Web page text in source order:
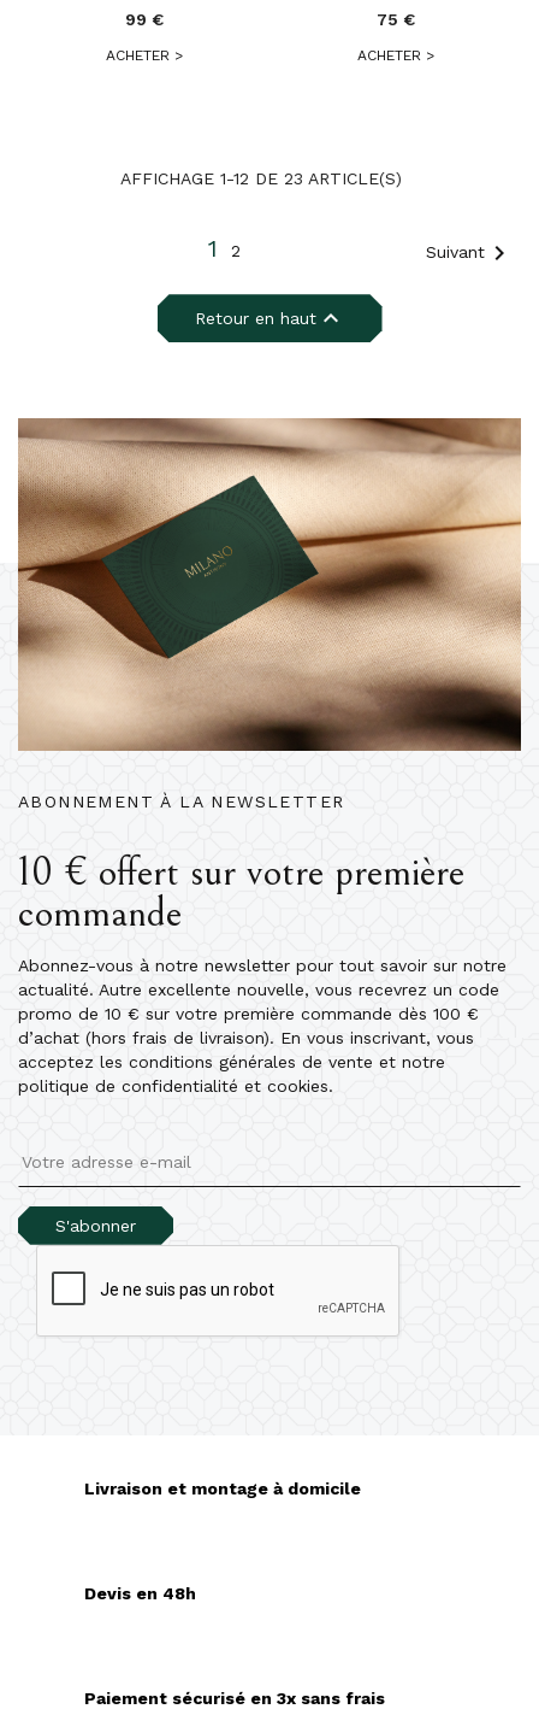
99 €
ACHETER >
75 €
ACHETER >
AFFICHAGE 1-12 DE 23 ARTICLE(S)
1 2 Suivant 
Retour en haut
ABONNEMENT À LA NEWSLETTER
10 € offert sur votre première
commande
Abonnez-vous à notre newsletter pour tout savoir sur notre
actualité. Autre excellente nouvelle, vous recevrez un code
promo de 10 € sur votre première commande dès 100 €
d’achat (hors frais de livraison). En vous inscrivant, vous
acceptez les conditions générales de vente et notre
politique de confidentialité et cookies.
S'abonner
Livraison et montage à domicile
Devis en 48h
Paiement sécurisé en 3x sans frais